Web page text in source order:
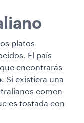
platos
El país
encontrarás
. Si existiera una
comen
es tostada con